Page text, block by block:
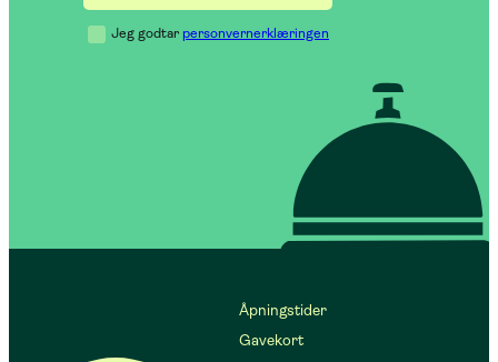
Jeg godtar personvernerklæringen
Åpningstider
Gavekort